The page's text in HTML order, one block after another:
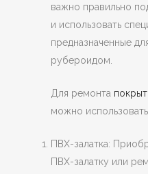
важно правильно
и использовать
предназначенные
рубероидом.
Для ремонта
можно
ПВХ-залатка:
ПВХ-залатку или